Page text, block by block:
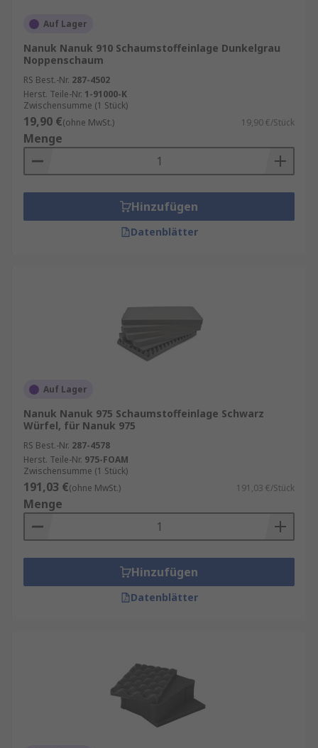
Auf Lager
Nanuk Nanuk 910 Schaumstoffeinlage Dunkelgrau
Noppenschaum
RS Best.-Nr. 287-4502
Herst. Teile-Nr. 1-91000-K
Zwischensumme (1 Stück)
19,90 €(ohne MwSt.) 19,90 €/Stück
Menge
Hinzufügen
Datenblätter
Auf Lager
Nanuk Nanuk 975 Schaumstoffeinlage Schwarz
Würfel, für Nanuk 975
RS Best.-Nr. 287-4578
Herst. Teile-Nr. 975-FOAM
Zwischensumme (1 Stück)
191,03 €(ohne MwSt.) 191,03 €/Stück
Menge
Hinzufügen
Datenblätter